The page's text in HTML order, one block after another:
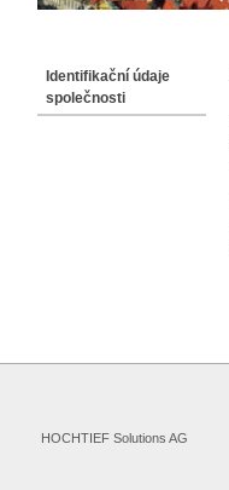
Identifikační údaje
společnosti
HOCHTIEF Solutions AG